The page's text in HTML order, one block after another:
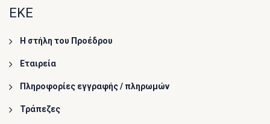
ΕΚΕ
Η στήλη του Προέδρου
Εταιρεία
Πληροφορίες εγγραφής / πληρωμών
Τράπεζες